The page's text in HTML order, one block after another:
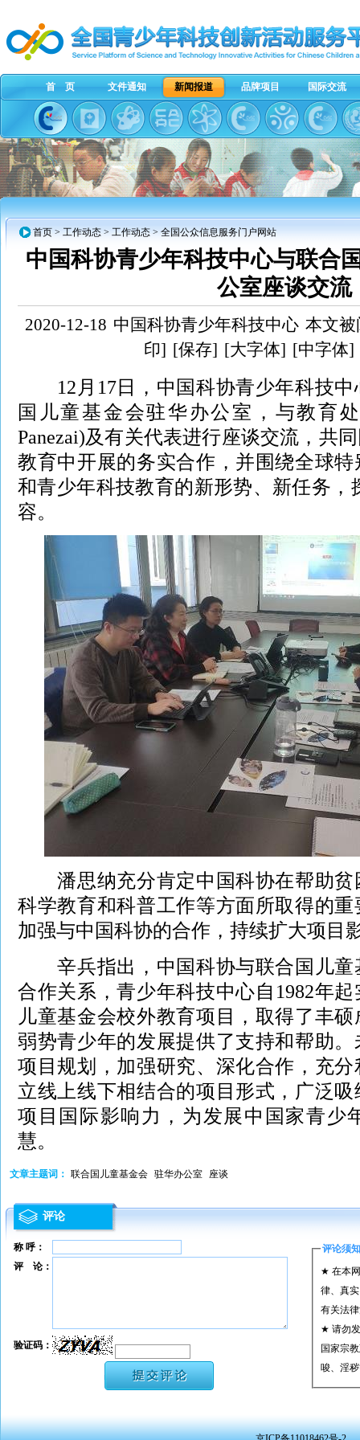
首 页 文件通知 新闻报道 品牌项目 国际交流
首页 > 工作动态 > 工作动态 > 全国公众信息服务门户网站
中国科协青少年科技中心与联合
公室座谈交流
2020-12-18 中国科协青少年科技中心 本文被
印] [保存] [大字体] [中字体]
12月17日，中国科协青少年科技中
国儿童基金会驻华办公室，与教育处
Panezai)及有关代表进行座谈交流，共
教育中开展的务实合作，并围绕全球
和青少年科技教育的新形势、新任务，
容。
潘思纳充分肯定中国科协在帮助贫
科学教育和科普工作等方面所取得的
加强与中国科协的合作，持续扩大项目
辛兵指出，中国科协与联合国儿童
合作关系，青少年科技中心自1982年
儿童基金会校外教育项目，取得了丰
弱势青少年的发展提供了支持和帮助
项目规划，加强研究、深化合作，充
立线上线下相结合的项目形式，广泛
项目国际影响力，为发展中国家青少
慧。
文章主题词： 联合国儿童基金会 驻华办公室 座谈
评论
称 呼： 评论须知
★ 在本
律、真
有关法
★ 请勿
国家宗
唆、淫
★ 承担
★ 在本
评 论：
验证码：